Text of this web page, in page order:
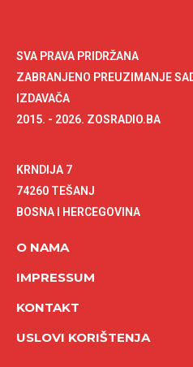
SVA PRAVA PRIDRŽANA
ZABRANJENO PREUZIMANJE
IZDAVAČA
2015. - 2026. ZOSRADIO.BA
KRNDIJA 7
74260 TEŠANJ
BOSNA I HERCEGOVINA
O NAMA
IMPRESSUM
KONTAKT
USLOVI KORIŠTENJA